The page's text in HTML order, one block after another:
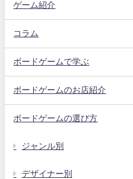
ゲーム紹介
コラム
ボードゲームで学ぶ
ボードゲームのお店紹介
ボードゲームの選び方
ジャンル別
デザイナー別